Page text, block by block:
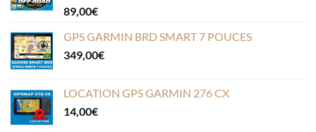
89,00€
GPS GARMIN BRD SMART 7 POUCES
349,00€
LOCATION GPS GARMIN 276 CX
14,00€